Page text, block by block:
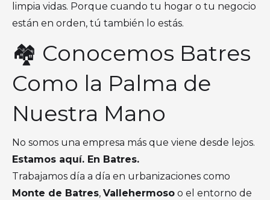
limpia vidas. Porque cuando tu hogar o tu negocio
están en orden, tú también lo estás.
🏘 Conocemos Batres
Como la Palma de
Nuestra Mano
No somos una empresa más que viene desde lejos.
Estamos aquí. En Batres.
Trabajamos día a día en urbanizaciones como
Monte de Batres, Vallehermoso o el entorno de